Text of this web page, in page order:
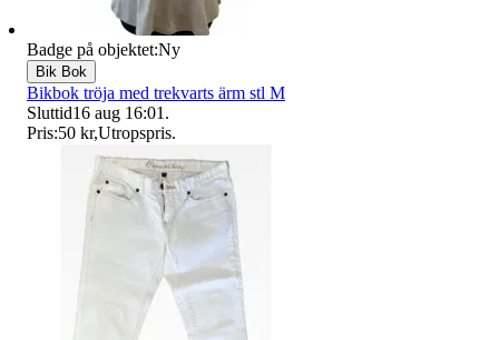
Badge på objektet:Ny
Bik Bok
Bikbok tröja med trekvarts ärm stl M
Sluttid16 aug 16:01 .
Pris:50 kr,Utropspris.